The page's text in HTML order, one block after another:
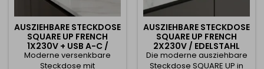
AUSZIEHBARE STECKDOSE
SQUARE UP FRENCH
1X230V + USB A-C /
SCHWARZ MATT
Moderne versenkbare
Steckdose mit
AUSZIEHBARE STECKDOSE
SQUARE UP FRENCH
2X230V / EDELSTAHL
Die moderne ausziehbare
Steckdose SQUARE UP in